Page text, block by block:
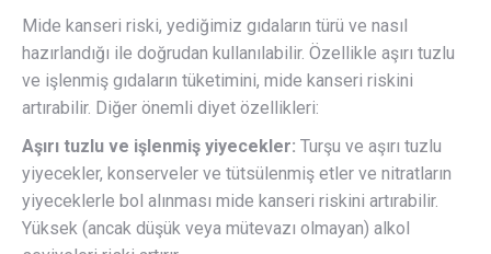
Mide kanseri riski, yediğimiz gıdaların türü ve nasıl
hazırlandığı ile doğrudan kullanılabilir. Özellikle aşırı tuzlu
ve işlenmiş gıdaların tüketimini, mide kanseri riskini
artırabilir. Diğer önemli diyet özellikleri:
Aşırı tuzlu ve işlenmiş yiyecekler: Turşu ve aşırı tuzlu
yiyecekler, konserveler ve tütsülenmiş etler ve nitratların
yiyeceklerle bol alınması mide kanseri riskini artırabilir.
Yüksek (ancak düşük veya mütevazı olmayan) alkol